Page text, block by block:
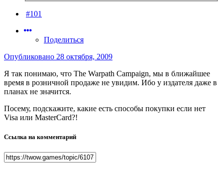
#101
Поделиться
Опубликовано 28 октября, 2009
Я так понимаю, что The Warpath Campaign, мы в ближайшее
время в розничной продаже не увидим. Ибо у издателя даже в
планах не значится.
Посему, подскажите, какие есть способы покупки если нет
Visa или MasterCard?!
Ссылка на комментарий